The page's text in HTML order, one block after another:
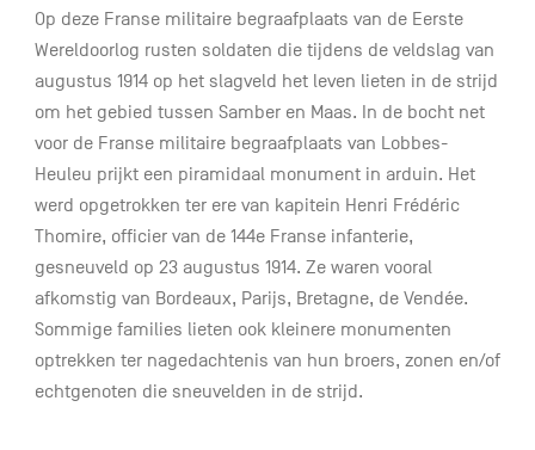
Op deze Franse militaire begraafplaats van de Eerste
Wereldoorlog rusten soldaten die tijdens de veldslag van
augustus 1914 op het slagveld het leven lieten in de strijd
om het gebied tussen Samber en Maas. In de bocht net
voor de Franse militaire begraafplaats van Lobbes-
Heuleu prijkt een piramidaal monument in arduin. Het
werd opgetrokken ter ere van kapitein Henri Frédéric
Thomire, officier van de 144e Franse infanterie,
gesneuveld op 23 augustus 1914. Ze waren vooral
afkomstig van Bordeaux, Parijs, Bretagne, de Vendée.
Sommige families lieten ook kleinere monumenten
optrekken ter nagedachtenis van hun broers, zonen en/of
echtgenoten die sneuvelden in de strijd.